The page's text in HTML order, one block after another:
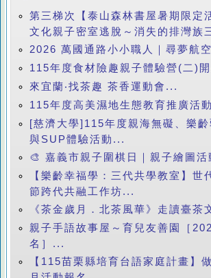
第三梯次【泰山森林書屋暑期限定
文化親子密室逃脫～消失的排灣族
2026 萬國通路小小職人｜尋夢航
115年度食材險趣親子體驗營(二)
來宜蘭‧找茶趣 茶香運動會...
115年度高美濕地生態教育推廣活
[慈濟大學]115年度親海無礙、樂
與SUP體驗活動...
🎨 嘉義市親子圍棋日｜親子繪圖活
【樂齡幸福學：三代共學教室】世
節跨代共融工作坊...
《茶金歲月．北茶風華》走讀臺茶
親子手語故事屋～育兒友善園［
名］...
【115苗栗縣培育台語家庭計畫